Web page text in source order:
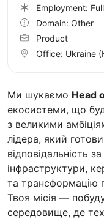
Ми шукаємо Head
екосистеми, що
з великими
лідера, який
відповідальність
інфраструктури,
та трансформацію
Твоя місія —
середовище, де
Employment:
Domain: Other
Product
Office: Ukraine